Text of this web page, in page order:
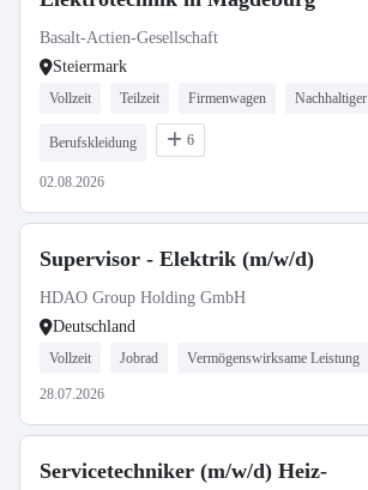
Basalt-Actien-Gesellschaft
Steiermark
Vollzeit Teilzeit Firmenwagen
Berufskleidung 6
02.08.2026
Supervisor - Elektrik (m/w/d)
HDAO Group Holding GmbH
Deutschland
Vollzeit Jobrad Vermögenswirksame Leistung
28.07.2026
Servicetechniker (m/w/d) Heiz-